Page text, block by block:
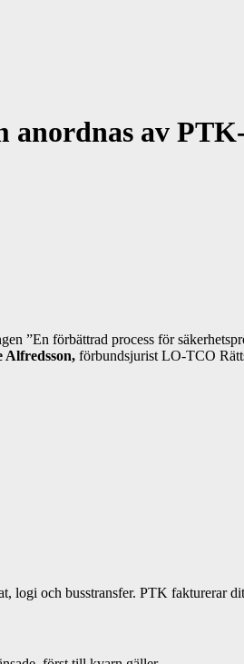
anordnas av
”En förbättrad process för
Alfredsson, förbundsjurist LO-TCO
logi och busstransfer. PTK fakturerar